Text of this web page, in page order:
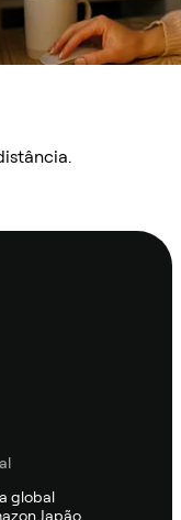
global
Japão